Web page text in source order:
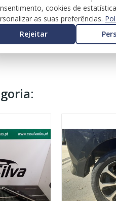
cookies de
as suas preferências.
Rejeitar